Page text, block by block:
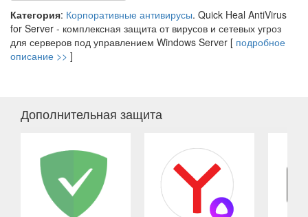
Категория: Корпоративные антивирусы. Quick Heal AntiVirus
for Server - комплексная защита от вирусов и сетевых угроз
для серверов под управлением Windows Server [ подробное
описание >> ]
Дополнительная защита